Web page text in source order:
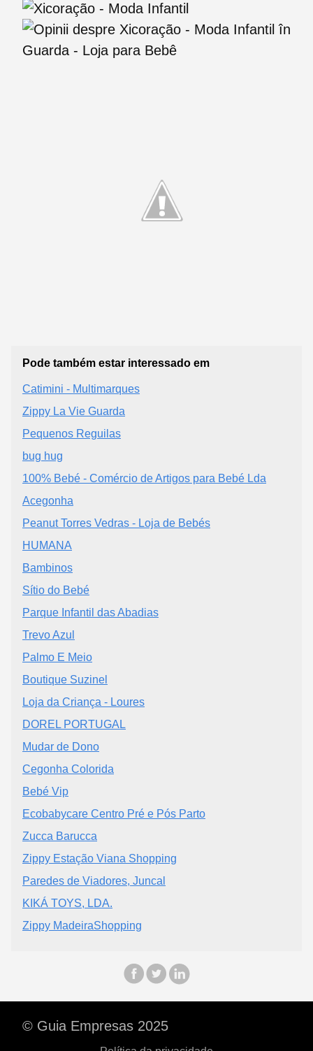
Pode também estar interessado em
Catimini - Multimarques
Zippy La Vie Guarda
Pequenos Reguilas
bug hug
100% Bebé - Comércio de Artigos para Bebé Lda
Acegonha
Peanut Torres Vedras - Loja de Bebés
HUMANA
Bambinos
Sítio do Bebé
Parque Infantil das Abadias
Trevo Azul
Palmo E Meio
Boutique Suzinel
Loja da Criança - Loures
DOREL PORTUGAL
Mudar de Dono
Cegonha Colorida
Bebé Vip
Ecobabycare Centro Pré e Pós Parto
Zucca Barucca
Zippy Estação Viana Shopping
Paredes de Viadores, Juncal
KIKÁ TOYS, LDA.
Zippy MadeiraShopping
© Guia Empresas 2025